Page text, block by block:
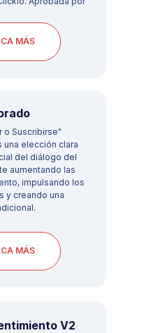
o Suscribirse"
una elección clara
del diálogo del
aumentando las
impulsando los
y creando una
V2
MÁS
MÁS